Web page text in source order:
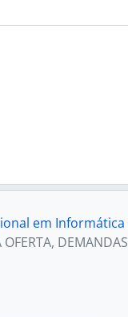
em Informática